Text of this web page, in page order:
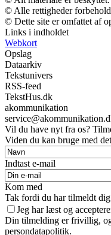
© Alle rettigheder
© Dette site er omfattet af
Links i indholdet
Webkort
Opslag
Dataarkiv
Tekstunivers
RSS-feed
TekstHus.dk
akommunikation
Vil du have nyt fra os?
Viden du kan bruge med
Indtast e-mail
Kom med
Tak fordi du har tilmeldt dig
Jeg har læst og
Din tilmelding er frivillig,
persondatapolitik.